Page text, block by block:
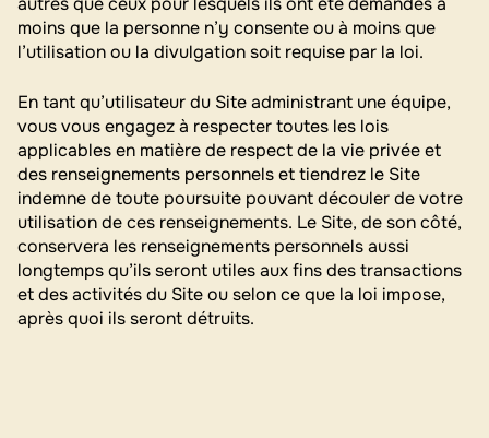
moins que la personne n’y consente ou à moins que
l’utilisation ou la divulgation soit requise par la loi.
En tant qu’utilisateur du Site administrant une équipe,
vous vous engagez à respecter toutes les lois
applicables en matière de respect de la vie privée et
des renseignements personnels et tiendrez le Site
indemne de toute poursuite pouvant découler de votre
utilisation de ces renseignements. Le Site, de son côté,
conservera les renseignements personnels aussi
longtemps qu’ils seront utiles aux fins des transactions
et des activités du Site ou selon ce que la loi impose,
après quoi ils seront détruits.